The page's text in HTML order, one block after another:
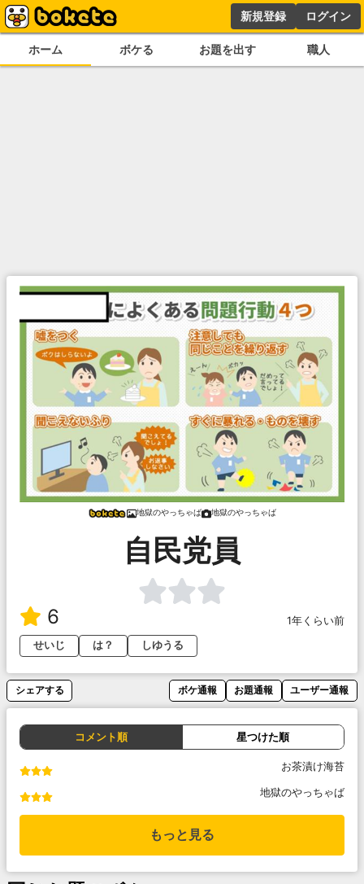
新規登録 ログイン
ホーム ボケる お題を出す 職人
地獄のやっちゃば 地獄のやっちゃば
自民党員
6
1年くらい前
せいじ
は？ しゆうる
シェアする ボケ通報 お題通報 ユーザー通報
コメント順 星つけた順
お茶漬け海苔
地獄のやっちゃば
もっと見る